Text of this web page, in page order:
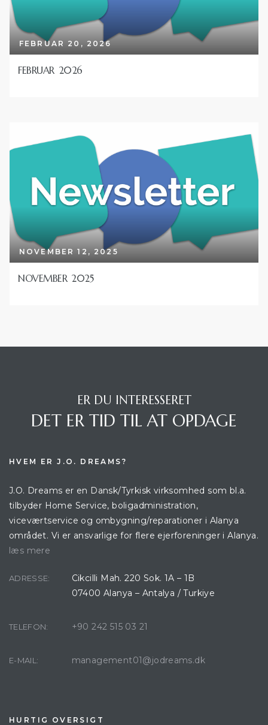
FEBRUAR 20, 2026
FEBRUAR 2026
NOVEMBER 12, 2025
NOVEMBER 2025
ER DU INTERESSERET
DET ER TID TIL AT OPDAGE
HVEM ER J.O. DREAMS?
J.O. Dreams er en Dansk/Tyrkisk virksomhed som bl.a.
tilbyder Home Service, boligadministration,
viceværtservice og ombygning/reparationer i Alanya
området. Vi er ansvarlige for flere ejerforeninger i Alanya.
læs mere
ADRESSE:
Cikcilli Mah. 220 Sok. 1A – 1B
07400 Alanya – Antalya / Turkiye
TELEFON: +90 242 515 03 21
E-MAIL: management01@jodreams.dk
HURTIG OVERSIGT